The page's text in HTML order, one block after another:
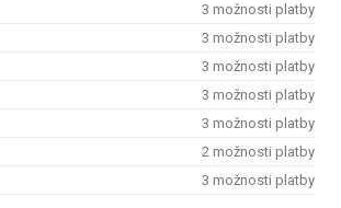
3 možnosti platby
3 možnosti platby
3 možnosti platby
3 možnosti platby
3 možnosti platby
2 možnosti platby
3 možnosti platby